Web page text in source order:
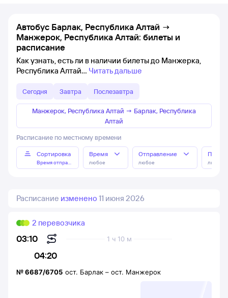
Автобус Барлак, Республика Алтай →
Манжерок, Республика Алтай: билеты и
расписание
Как узнать, есть ли в наличии билеты до Манжерка,
Республика Алтай
Читать дальше
Сегодня Завтра Послезавтра
Манжерок, Республика Алтай → Барлак, Республика
Алтай
Расписание по местному времени
Сортировка
Время отправления
Время
любое
Отправление
любое любое
Расписание изменено 11 июня 2026
03:10
04:20
1 ч 10 м
2 перевозчика
№6687/6705 ост. Барлак – ост. Манжерок